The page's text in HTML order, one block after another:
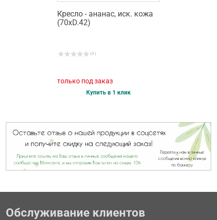
Кресло - ананас, иск. кожа
(70хD.42)
( 0 )
только под заказ
Купить в 1 клик
Обслуживание клиентов